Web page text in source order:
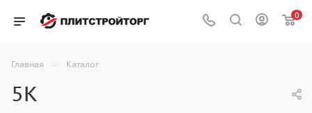
0
Главная — Каталог
5K